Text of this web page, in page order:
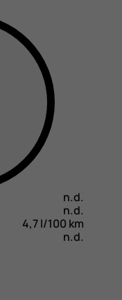
n.d.
n.d.
4,7 l/100 km
n.d.